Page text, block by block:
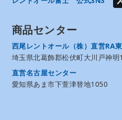
商品センター
西尾レントオール（株）直営RA
埼玉県北葛飾郡松伏町大川戸神明
直営名古屋センター
愛知県あま市下萱津替地1050